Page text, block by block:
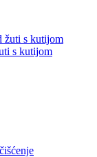
s kutijom